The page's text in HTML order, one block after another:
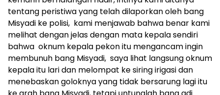
tentang peristiwa yang telah dilaporkan oleh bang
Misyadi ke polisi, kami menjawab bahwa benar kami
melihat dengan jelas dengan mata kepala sendiri
bahwa oknum kepala pekon itu mengancam ingin
membunuh bang Misyadi, saya lihat langsung oknum
kepala itu lari dan melompat ke siring irigasi dan
menebaskan goloknya yang tidak bersarung lagi itu